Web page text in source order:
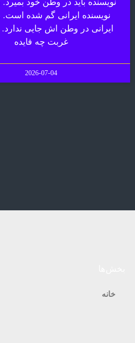
نویسنده باید در وطن خود
نویسنده ایرانی گم شده است.
ایرانی در وطن اش جایی
غربت چه فایده
2026-07-04
خانه